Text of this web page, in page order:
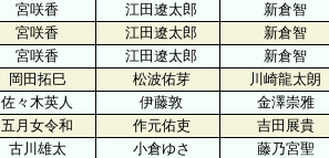
宮咲香 江田遼太郎
新倉智
宮咲香 江田遼太郎
新倉智
宮咲香 江田遼太郎
新倉智
岡田拓巳 松波佑芽
川崎龍太朗
佐々木英人 伊藤敦
金澤崇雅
五月女令和 作元佑吏
吉田展貴
古川雄太 小倉ゆさ
藤乃宮聖